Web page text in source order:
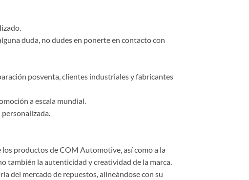
duda, no dudes en ponerte en contacto con
posventa, clientes industriales y fabricantes
a escala mundial.
productos de COM Automotive, así como a la
también la autenticidad y creatividad de la marca.
del mercado de repuestos, alineándose con su